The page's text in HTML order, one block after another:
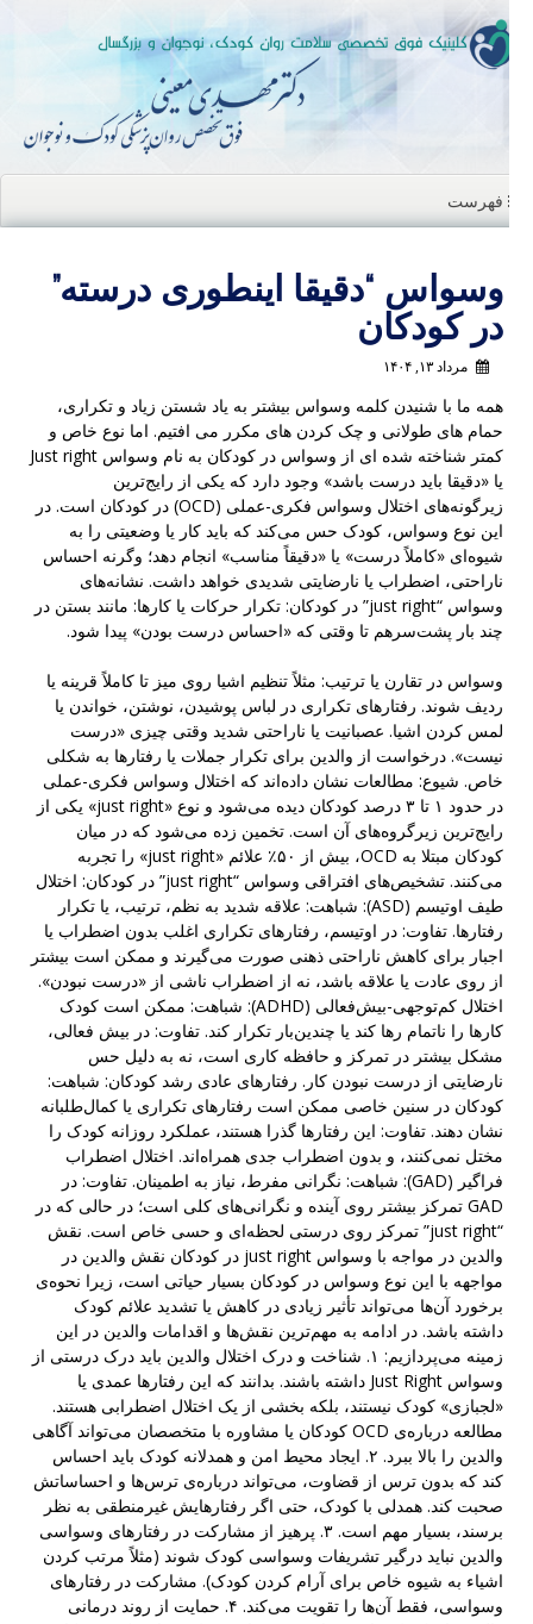
فهرست
وسواس “دقیقا اینطوری درسته”
در کودکان
مرداد ۱۳, ۱۴۰۴
همه ما با شنیدن کلمه وسواس بیشتر به یاد شستن زیاد و تکراری،
حمام های طولانی و چک کردن های مکرر می افتیم. اما نوع خاص و
کمتر شناخته شده ای از وسواس در کودکان به نام وسواس Just right
یا «دقیقا باید درست باشد» وجود دارد که یکی از رایج‌ترین
زیرگونه‌های اختلال وسواس فکری-عملی (OCD) در کودکان است. در
این نوع وسواس، کودک حس می‌کند که باید کار یا وضعیتی را به
شیوه‌ای «کاملاً درست» یا «دقیقاً مناسب» انجام دهد؛ وگرنه احساس
ناراحتی، اضطراب یا نارضایتی شدیدی خواهد داشت. نشانه‌های
وسواس “just right” در کودکان: تکرار حرکات یا کارها: مانند بستن در
چند بار پشت‌سرهم تا وقتی که «احساس درست بودن» پیدا شود.
وسواس در تقارن یا ترتیب: مثلاً تنظیم اشیا روی میز تا کاملاً قرینه یا
ردیف شوند. رفتارهای تکراری در لباس پوشیدن، نوشتن، خواندن یا
لمس کردن اشیا. عصبانیت یا ناراحتی شدید وقتی چیزی «درست
نیست». درخواست از والدین برای تکرار جملات یا رفتارها به شکلی
خاص. شیوع: مطالعات نشان داده‌اند که اختلال وسواس فکری-عملی
در حدود ۱ تا ۳ درصد کودکان دیده می‌شود و نوع «just right» یکی از
رایج‌ترین زیرگروه‌های آن است. تخمین زده می‌شود که در میان
کودکان مبتلا به OCD، بیش از ۵۰٪ علائم «just right» را تجربه
می‌کنند. تشخیص‌های افتراقی وسواس “just right” در کودکان: اختلال
طیف اوتیسم (ASD): شباهت: علاقه شدید به نظم، ترتیب، یا تکرار
رفتارها. تفاوت: در اوتیسم، رفتارهای تکراری اغلب بدون اضطراب یا
اجبار برای کاهش ناراحتی ذهنی صورت می‌گیرند و ممکن است بیشتر
از روی عادت یا علاقه باشد، نه از اضطراب ناشی از «درست نبودن».
اختلال کم‌توجهی-بیش‌فعالی (ADHD): شباهت: ممکن است کودک
کارها را ناتمام رها کند یا چندین‌بار تکرار کند. تفاوت: در بیش فعالی،
مشکل بیشتر در تمرکز و حافظه کاری است، نه به دلیل حس
نارضایتی از درست نبودن کار. رفتارهای عادی رشد کودکان: شباهت:
کودکان در سنین خاصی ممکن است رفتارهای تکراری یا کمال‌طلبانه
نشان دهند. تفاوت: این رفتارها گذرا هستند، عملکرد روزانه کودک را
مختل نمی‌کنند، و بدون اضطراب جدی همراه‌اند. اختلال اضطراب
فراگیر (GAD): شباهت: نگرانی مفرط، نیاز به اطمینان. تفاوت: در
GAD تمرکز بیشتر روی آینده و نگرانی‌های کلی است؛ در حالی که در
“just right” تمرکز روی درستی لحظه‌ای و حسی خاص است. نقش
والدین در مواجه با وسواس just right در کودکان نقش والدین در
مواجهه با این نوع وسواس در کودکان بسیار حیاتی است، زیرا نحوه‌ی
برخورد آن‌ها می‌تواند تأثیر زیادی در کاهش یا تشدید علائم کودک
داشته باشد. در ادامه به مهم‌ترین نقش‌ها و اقدامات والدین در این
زمینه می‌پردازیم: ۱. شناخت و درک اختلال والدین باید درک درستی از
وسواس Just Right داشته باشند. بدانند که این رفتارها عمدی یا
«لجبازی» کودک نیستند، بلکه بخشی از یک اختلال اضطرابی هستند.
مطالعه درباره‌ی OCD کودکان یا مشاوره با متخصصان می‌تواند آگاهی
والدین را بالا ببرد. ۲. ایجاد محیط امن و همدلانه کودک باید احساس
کند که بدون ترس از قضاوت، می‌تواند درباره‌ی ترس‌ها و احساساتش
صحبت کند. همدلی با کودک، حتی اگر رفتارهایش غیرمنطقی به نظر
برسند، بسیار مهم است. ۳. پرهیز از مشارکت در رفتارهای وسواسی
والدین نباید درگیر تشریفات وسواسی کودک شوند (مثلاً مرتب کردن
اشیاء به شیوه خاص برای آرام کردن کودک). مشارکت در رفتارهای
وسواسی، فقط آن‌ها را تقویت می‌کند. ۴. حمایت از روند درمانی